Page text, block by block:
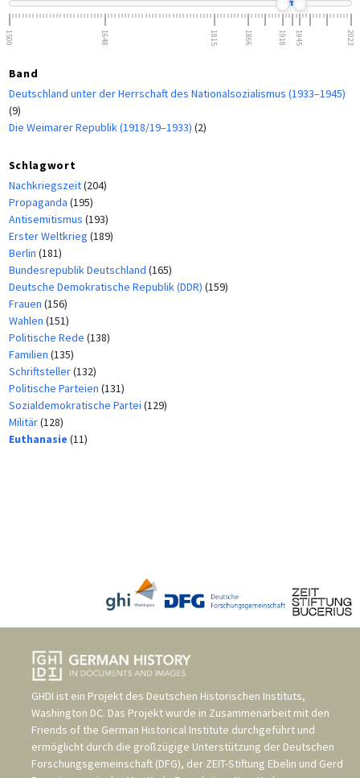
1500 1648 1815 1866 1918 1945 2023
Band
Deutschland unter der Herrschaft des Nationalsozialismus (1933–1945)
(9)
Die Weimarer Republik (1918/19–1933) (2)
Schlagwort
Nachkriegszeit(204)
Propaganda (195)
Antisemitismus (193)
Erster Weltkrieg (189)
Berlin (181)
Bundesrepublik Deutschland (165)
Deutsche Demokratische Republik (DDR) (159)
Frauen (156)
Wahlen (151)
Politische Rede (138)
Familien (135)
Schriftsteller(132)
Politische Parteien (131)
Sozialdemokratische Partei (129)
Militär(128)
Euthanasie (11)
GHDI ist ein Projekt des Deutschen Historischen Instituts,
Washington DC. Das Projekt wurde in Zusammenarbeit mit den
Friends of the German Historical Institute durchgeführt und
ermöglicht durch die großzügige Unterstützung der Deutschen
Forschungsgemeinschaft (DFG), der ZEIT-Stiftung Ebelin und Gerd